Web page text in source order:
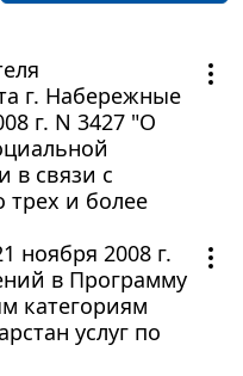
г. Набережные
г. N 3427 "О
в связи с
и более
ноября 2008 г.
в Программу
категориям
услуг по